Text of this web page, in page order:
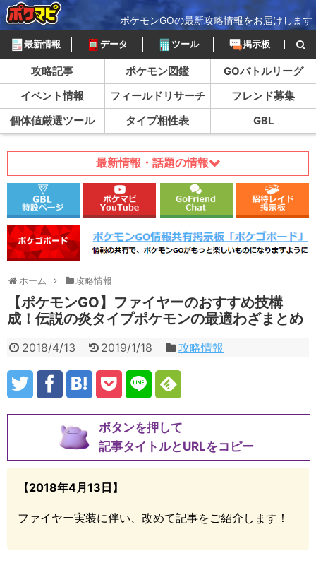
ポケモンGOの最新攻略情報をお届けします
最新情報 データ ツール 掲示板
攻略記事 ポケモン図鑑
GOバトルリーグ
イベント情報
フィールドリサーチ
フレンド募集
個体値厳選ツール
タイプ相性表 GBL
最新情報・話題の情報
ホーム 攻略情報
【ポケモンGO】ファイヤーのおすすめ技構
成！伝説の炎タイプポケモンの最適わざまとめ
2018/4/13 2019/1/18 攻略情報
ボタンを押して
記事タイトルとURLをコピー
【2018年4月13日】
ファイヤー実装に伴い、改めて記事をご紹介します！